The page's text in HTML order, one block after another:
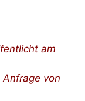
am
von